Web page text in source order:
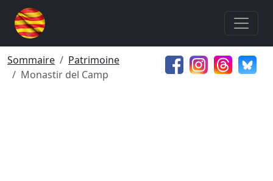
Sommaire
Patrimoine
Monastir del Camp